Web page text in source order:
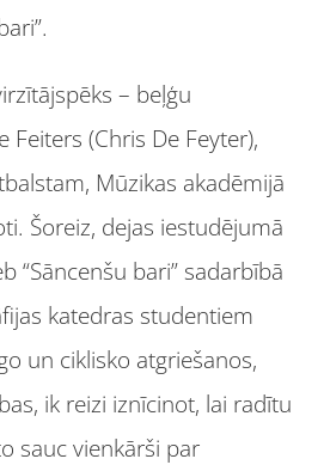
– beļģu
Feiters (Chris De Feyter),
Mūzikas akadēmijā
Šoreiz, dejas iestudējumā
“Sāncenšu bari” sadarbībā
katedras studentiem
un ciklisko atgriešanos,
ik reizi iznīcinot, lai radītu
sauc vienkārši par